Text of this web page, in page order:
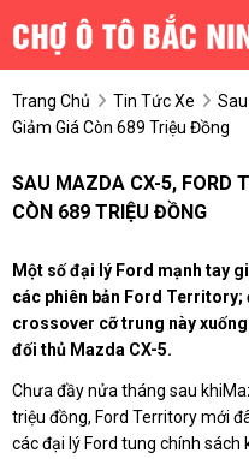
Trang Chủ Tin Tức Xe
Giảm Giá Còn 689 Triệu Đồng
SAU MAZDA CX-5, FORD
CÒN 689 TRIỆU ĐỒNG
Một số đại lý Ford mạnh tay
các phiên bản Ford Territory;
crossover cỡ trung này
đối thủ Mazda CX-5.
Chưa đầy nửa tháng sau
triệu đồng, Ford Territory mới
các đại lý Ford tung chính sách